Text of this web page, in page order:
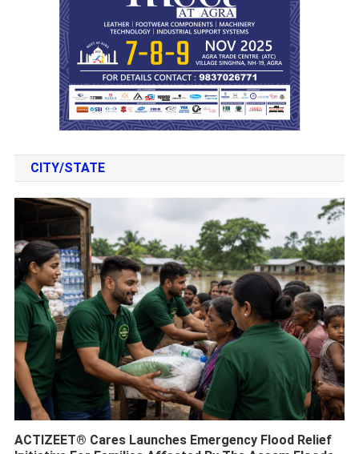
CITY/STATE
ACTIZEET® Cares Launches Emergency Flood Relief